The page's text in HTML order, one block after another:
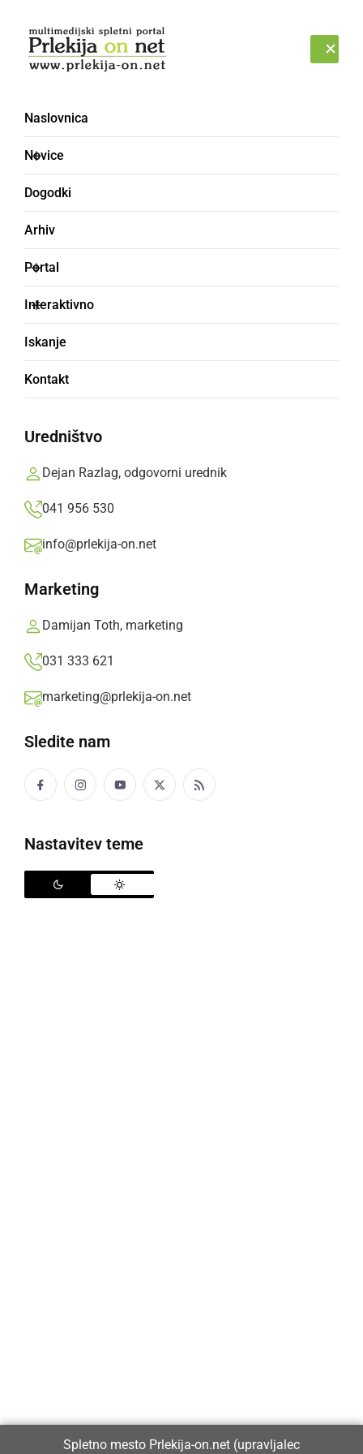
Naslovnica
Novice
Dogodki
Arhiv
Portal
Interaktivno
Iskanje
Kontakt
Uredništvo
Dejan Razlag, odgovorni urednik
041 956 530
info@prlekija-on.net
Marketing
Damijan Toth, marketing
031 333 621
marketing@prlekija-on.net
Sledite nam
Nastavitev teme
Gasos band
DRUŽABNO
Petkov večer na 17. srečanju MK Samorog
DRUŽABNO
V petek zvečer dež pregnal obiskovalce
Popularne rubrike novic
Družabno
Črna kronika
Kultura
Šport
Glavni in odgovorni urednik:
Dejan RazlagSpletno mesto Prlekija-on.net (upravljalec